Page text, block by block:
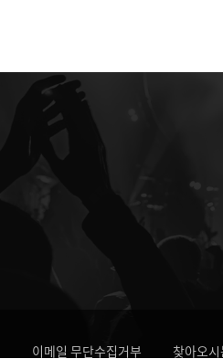
이메일 무단수집거부 찾아오시